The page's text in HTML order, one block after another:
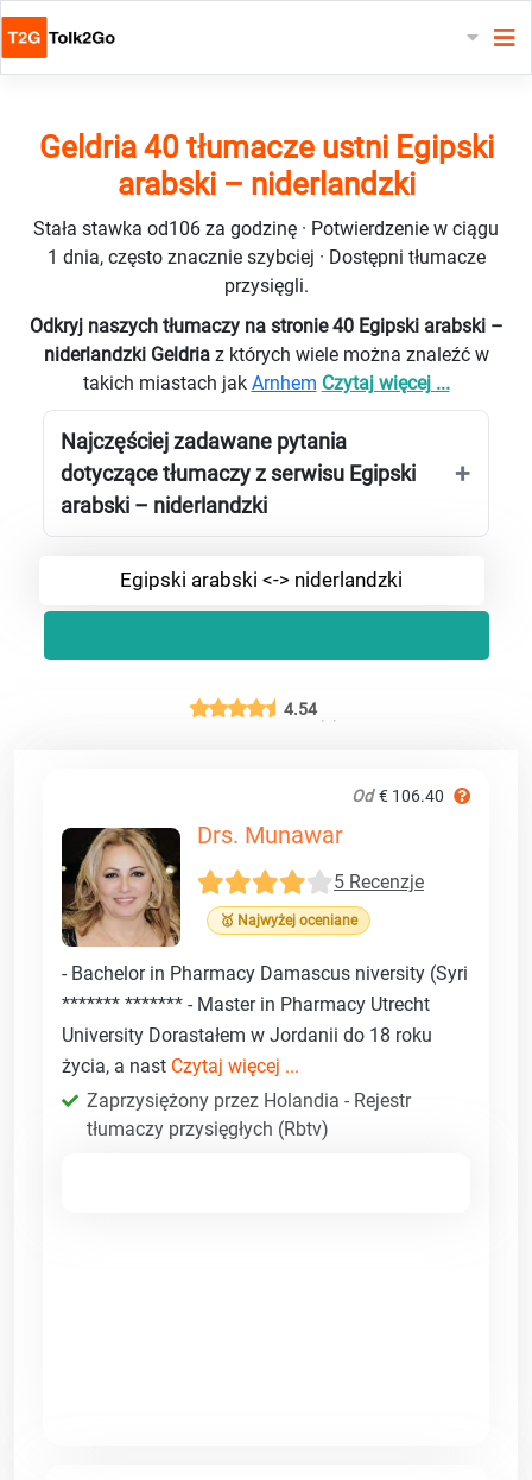
Geldria 40 tłumacze ustni Egipski
arabski – niderlandzki
Stała stawka od106 za godzinę · Potwierdzenie w ciągu
1 dnia, często znacznie szybciej · Dostępni tłumacze
przysięgli.
Odkryj naszych tłumaczy na stronie 40 Egipski arabski –
niderlandzki Geldria z których wiele można znaleźć w
takich miastach jak Arnhem Czytaj więcej ...
Najczęściej zadawane pytania
dotyczące tłumaczy z serwisu Egipski
arabski – niderlandzki
Egipski arabski <-> niderlandzki
4.54
Od € 106.40
Drs. Munawar
5 Recenzje
🥇 Najwyżej oceniane
- Bachelor in Pharmacy Damascus niversity (Syri
******* ******* - Master in Pharmacy Utrecht
University Dorastałem w Jordanii do 18 roku
życia, a nast Czytaj więcej ...
Zaprzysiężony przez Holandia - Rejestr
tłumaczy przysięgłych (Rbtv)